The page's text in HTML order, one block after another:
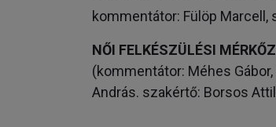
kommentátor: Fülöp
NŐI FELKÉSZÜLÉSI
(kommentátor: Méhes
András. szakértő: Borsos